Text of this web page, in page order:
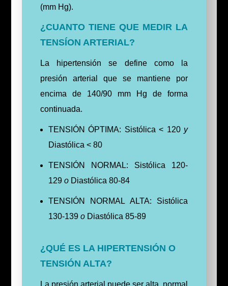
(mm Hg).
¿CUANTO TIENE QUE MEDIR LA
TENSÍON ARTERIAL?
La hipertensión se define como la
presión arterial que se mantiene por
encima de 140/90 mm Hg de forma
continuada.
TENSIÓN ÓPTIMA: Sistólica < 120y
Diastólica < 80
TENSIÓN NORMAL: Sistólica 120-
129 oDiastólica 80-84
TENSIÓN NORMAL ALTA: Sistólica
130-139 oDiastólica 85-89
¿QUÉ ES LA HIPERTENSIÓN O
TENSIÓN ALTA?
La presión arterial puede ser alta, normal